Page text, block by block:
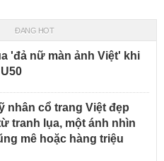
ĐANG HOT
'đả nữ màn ảnh Việt' khi
nhân cổ trang Việt đẹp
tranh lụa, một ánh nhìn
mê hoặc hàng triệu